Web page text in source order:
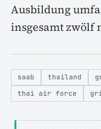
Ausbildung
insgesamt zwölf
saab thailand
thai air force